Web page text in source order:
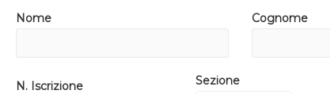
Nome Cognome
N. Iscrizione Sezione